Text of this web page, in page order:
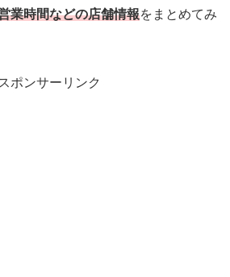
業時間などの店舗情報をまとめてみ
スポンサーリンク